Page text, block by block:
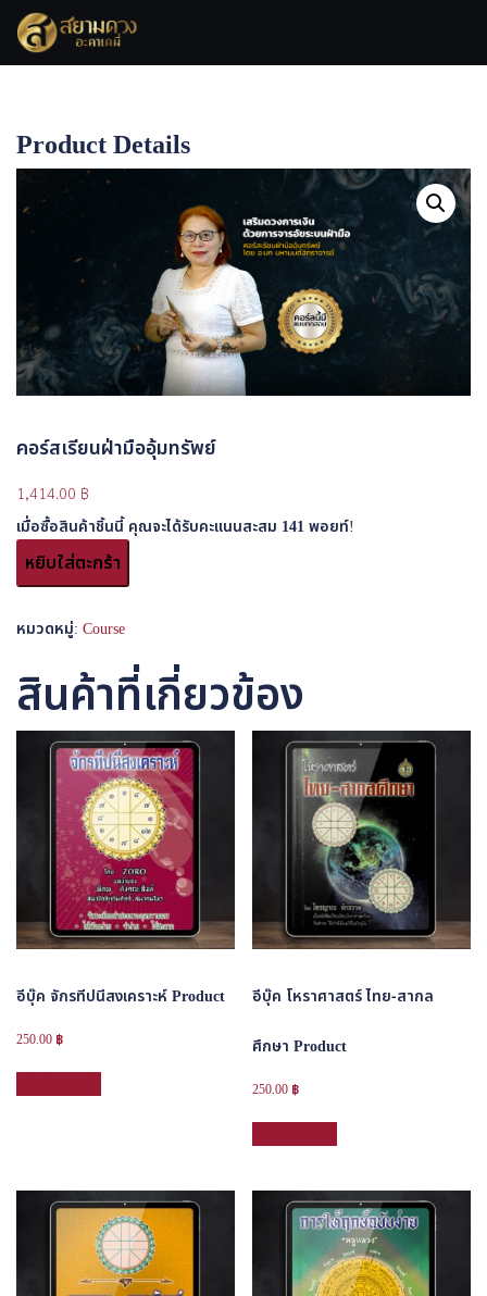
Product Details
คอร์สเรียนฝ่ามืออุ้มทรัพย์
คอร์สเรียนฝ่ามืออุ้มทรัพย์
1,414.00 ฿
เมื่อซื้อสินค้าชิ้นนี้ คุณจะได้รับคะแนนสะสม 141พอยท์!
หยิบใส่ตะกร้า
หมวดหมู่: Course
สินค้าที่เกี่ยวข้อง
อีบุ๊ค จักรทีปนีสงเคราะห์ Product
250.00 ฿
อีบุ๊ค โหราศาสตร์ ไทย-สากล
ศึกษา Product
250.00 ฿